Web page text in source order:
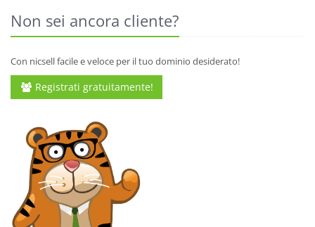
Non sei ancora cliente?
Con nicsell facile e veloce per il tuo dominio desiderato!
Registrati gratuitamente!